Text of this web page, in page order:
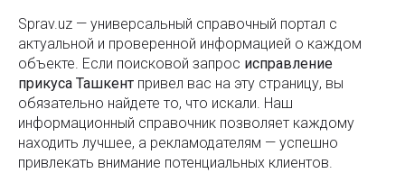
Что нужно знать об ID-карте Узбекистана
Как сочетать цвета в одежде: полное руководство
по созданию стильных образов
Как получить пособие по безработице в
Узбекистане
Sprav.uz — универсальный справочный портал с
актуальной и проверенной информацией о каждом
объекте. Если поисковой запроc исправление
прикуса Ташкент привел вас на эту страницу, вы
обязательно найдете то, что искали. Наш
информационный справочник позволяет каждому
находить лучшее, а рекламодателям — успешно
привлекать внимание потенциальных клиентов.